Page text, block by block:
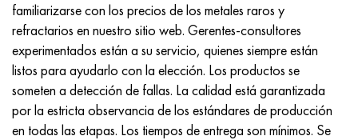
familiarizarse con los precios de los metales raros y
refractarios en nuestro sitio web. Gerentes-consultores
experimentados están a su servicio, quienes siempre están
listos para ayudarlo con la elección. Los productos se
someten a detección de fallas. La calidad está garantizada
por la estricta observancia de los estándares de producción
en todas las etapas. Los tiempos de entrega son mínimos. Se